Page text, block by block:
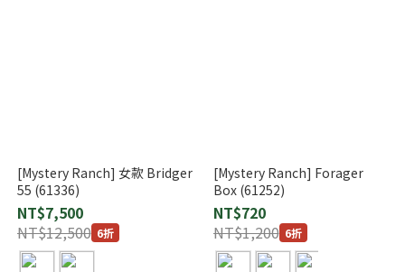
[Mystery Ranch] 女款 Bridger
55 (61336)
NT$7,500
NT$12,500 6折
[Mystery Ranch] Forager
Box (61252)
NT$720
NT$1,200 6折